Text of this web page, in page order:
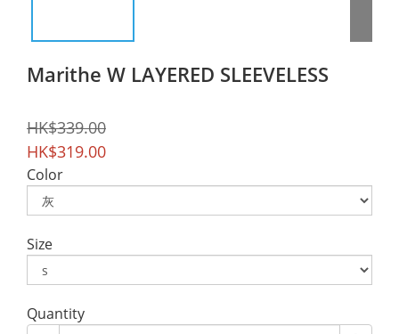
Marithe W LAYERED SLEEVELESS
HK$339.00
HK$319.00
Color
Size
Quantity